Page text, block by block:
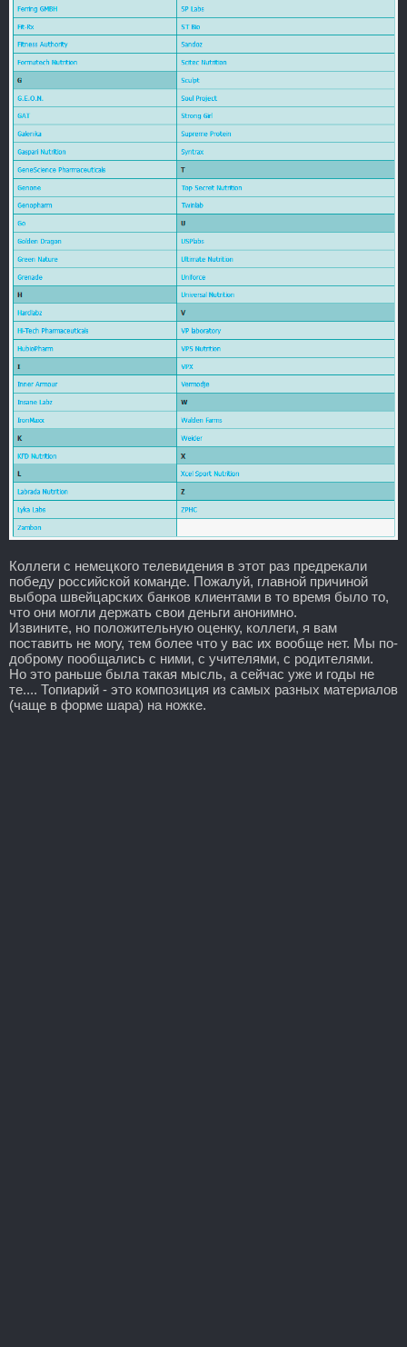
Коллеги с немецкого телевидения в этот раз предрекали
победу российской команде. Пожалуй, главной причиной
выбора швейцарских банков клиентами в то время было то,
что они могли держать свои деньги анонимно.
Извините, но положительную оценку, коллеги, я вам
поставить не могу, тем более что у вас их вообще нет. Мы по-
доброму пообщались с ними, с учителями, с родителями.
Но это раньше была такая мысль, а сейчас уже и годы не
те.... Топиарий - это композиция из самых разных материалов
(чаще в форме шара) на ножке.